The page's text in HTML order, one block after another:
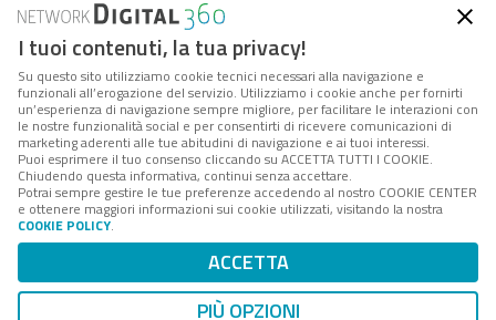
Forumpa.itè una pubblicazione telematica iscritta
presso Registro della stampa del Tribunale di Roma -
Reg. n. 182 del 2 maggio 2008 - Direttore resp. Michela
Stentella
FPA s.r.l. è società soggetta a Direzione e
Coordinamento da parte di Digital360 S.p.A. - FPA s.r.l.
è un'azienda certificata per il sistema di management
Codice Fiscale/Partita IVA n. 10693191008 - R.E.A. Roma
n. 1249791. ISP AWS
Mappa del sito
I tuoi contenuti, la tua privacy!
Su questo sito utilizziamo cookie tecnici necessari alla navigazione e
funzionali all’erogazione del servizio. Utilizziamo i cookie anche per fornirti
un’esperienza di navigazione sempre migliore, per facilitare le interazioni con
le nostre funzionalità social e per consentirti di ricevere comunicazioni di
marketing aderenti alle tue abitudini di navigazione e ai tuoi interessi.
Puoi esprimere il tuo consenso cliccando su ACCETTA TUTTI I COOKIE.
Chiudendo questa informativa, continui senza accettare.
Potrai sempre gestire le tue preferenze accedendo al nostro COOKIE CENTER
e ottenere maggiori informazioni sui cookie utilizzati, visitando la nostra
COOKIE POLICY.
ACCETTA
PIÙ OPZIONI